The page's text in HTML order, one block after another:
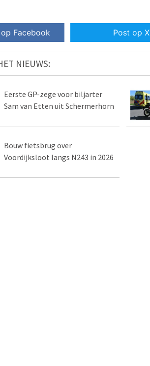
Facebook Post op X
NIEUWS:
Eerste GP-zege voor biljarter
Sam van Etten uit Schermerhorn
Bouw fietsbrug over
Voordijksloot langs N243 in 2026